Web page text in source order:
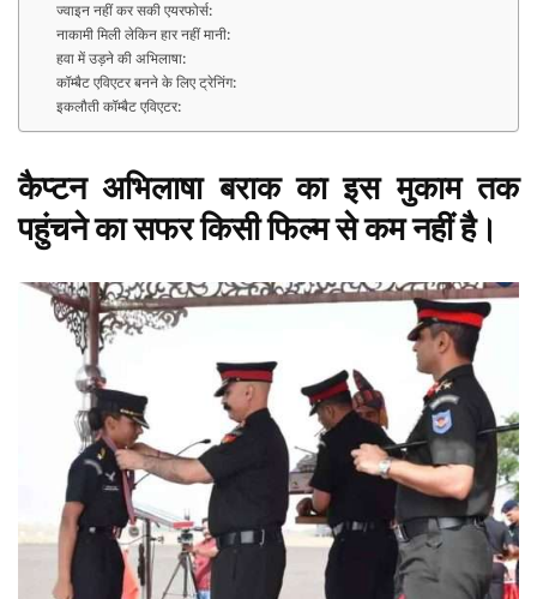
ज्वाइन नहीं कर सकी एयरफोर्स:
नाकामी मिली लेकिन हार नहीं मानी:
हवा में उड़ने की अभिलाषा:
कॉम्बैट एविएटर बनने के लिए ट्रेनिंग:
इकलौती कॉम्बैट एविएटर:
कैप्टन अभिलाषा बराक का इस मुकाम तक
पहुंचने का सफर किसी फिल्म से कम नहीं है।